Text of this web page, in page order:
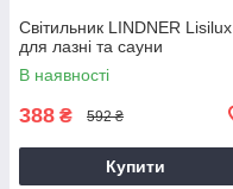
Світильник LINDNER Lisilux
для лазні та сауни
В наявності
388 ₴ 592 ₴
Купити